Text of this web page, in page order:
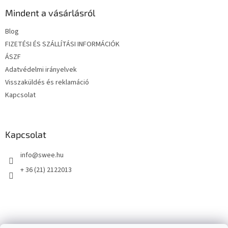
Mindent a vásárlásról
Blog
FIZETÉSI ÉS SZÁLLÍTÁSI INFORMÁCIÓK
ÁSZF
Adatvédelmi irányelvek
Visszaküldés és reklamáció
Kapcsolat
Kapcsolat
info@swee.hu
+ 36 (21) 2122013